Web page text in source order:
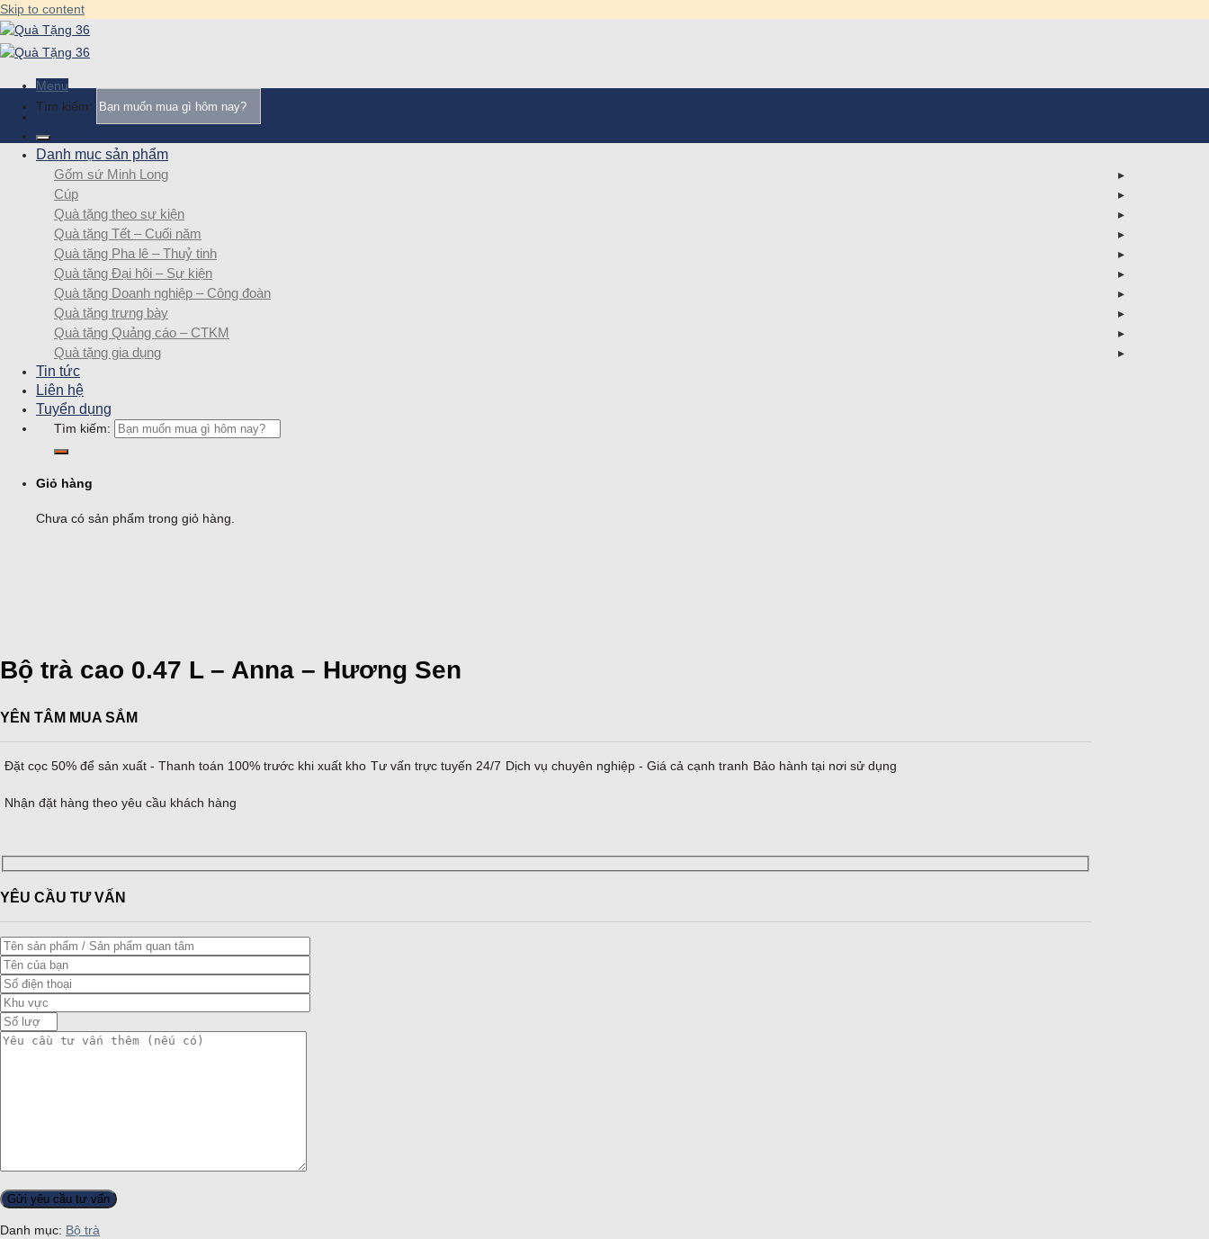
Skip to content
Menu
Giới thiệu
Danh mục sản phẩm
Gốm sứ Minh Long
Cúp
Quà tặng theo sự kiện
Quà tặng Tết – Cuối năm
Quà tặng Pha lê – Thuỷ tinh
Quà tặng Đại hội – Sự kiện
Quà tặng Doanh nghiệp – Công đoàn
Quà tặng trưng bày
Quà tặng Quảng cáo – CTKM
Quà tặng gia dụng
Tin tức
Liên hệ
Tuyển dụng
Tìm kiếm:
Giỏ hàng
Chưa có sản phẩm trong giỏ hàng.
Tìm kiếm:
Bộ trà cao 0.47 L – Anna – Hương Sen
YÊN TÂM MUA SẮM
Đặt cọc 50% để sản xuất - Thanh toán 100% trước khi xuất kho Tư vấn trực tuyến 24/7 Dịch vụ chuyên nghiệp - Giá cả cạnh tranh Bảo hành tại nơi sử dụng
Nhận đặt hàng theo yêu cầu khách hàng
YÊU CẦU TƯ VẤN
Danh mục: Bộ trà